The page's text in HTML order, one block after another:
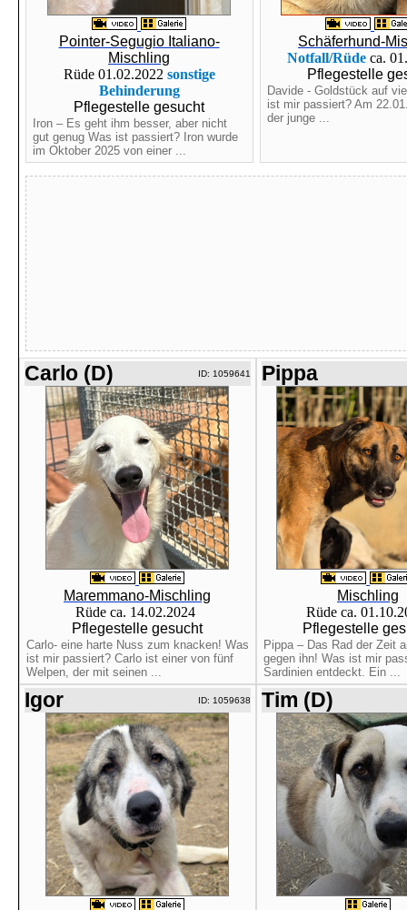
Pointer-Segugio Italiano-
Mischling
Rüde 01.02.2022 sonstige
Behinderung
Pflegestelle gesucht
Iron – Es geht ihm besser, aber nicht
gut genug Was ist passiert? Iron wurde
im Oktober 2025 von einer ...
Schäferhund-
Notfall/Rüdeca.
Pflegestelle
Davide - Goldstück auf
ist mir passiert? Am
der junge ...
Carlo (D) ID: 1059641
Maremmano-Mischling
Rüde ca. 14.02.2024
Pflegestelle gesucht
Carlo- eine harte Nuss zum knacken! Was
ist mir passiert? Carlo ist einer von fünf
Welpen, der mit seinen ...
Pippa
Mischling
Rüde ca.
Pflegestelle
Pippa – Das Rad der Zeit
gegen ihn! Was ist mir
Sardinien entdeckt. Ein ...
Igor ID: 1059638 Tim (D)